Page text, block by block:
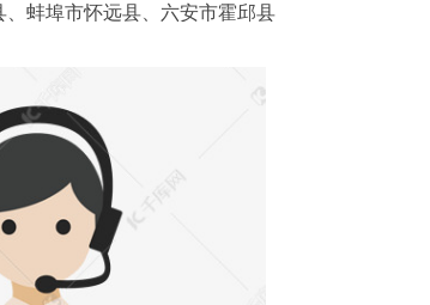
蚌埠市怀远县、六安市霍邱县